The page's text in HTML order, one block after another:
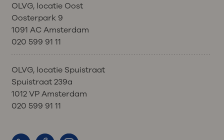
OLVG, locatie Oost
Oosterpark 9
1091 AC Amsterdam
020 599 91 11
OLVG, locatie Spuistraat
Spuistraat 239a
1012 VP Amsterdam
020 599 91 11